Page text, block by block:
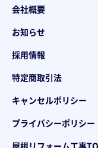
会社概要
お知らせ
採用情報
特定商取引法
キャンセルポリシー
プライバシーポリシー
屋根リフォーム工事